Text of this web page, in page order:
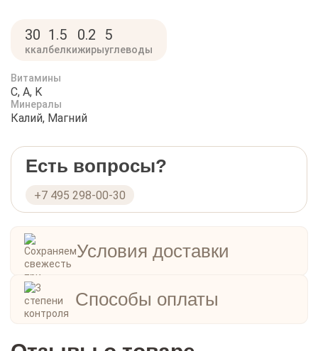
30
ккал
1.5
белки
0.2
жиры
5
углеводы
Витамины
C, A, K
Минералы
Калий, Магний
Есть вопросы?
+7 495 298-00-30
Условия доставки
Способы оплаты